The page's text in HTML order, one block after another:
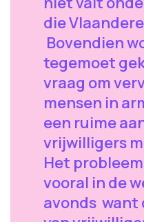
die
Bovendien
tegemoet
vraag om
mensen in
een ruime
vrijwilligers
Het
vooral in de
avonds want